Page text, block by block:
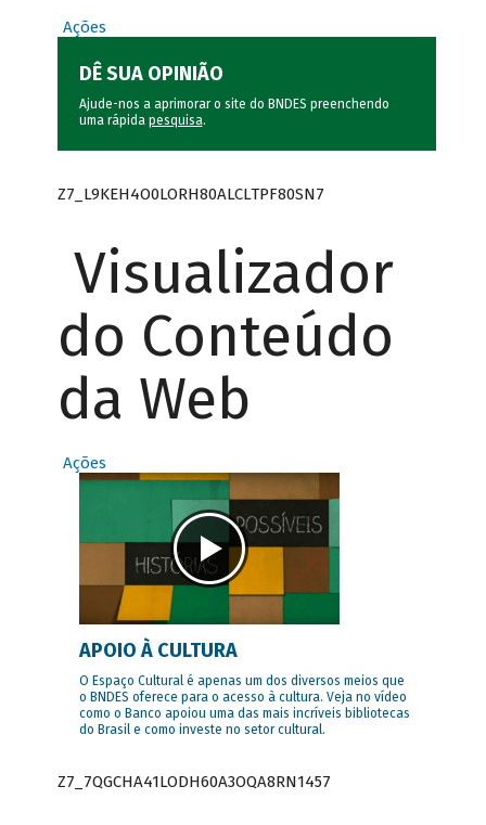
Ações
DÊ SUA OPINIÃO
Ajude-nos a aprimorar o site do BNDES preenchendo
uma rápida pesquisa.
Z7_L9KEH4O0LORH80ALCLTPF80SN7
Visualizador
do Conteúdo
da Web
Ações
APOIO À CULTURA
O Espaço Cultural é apenas um dos diversos meios que
o BNDES oferece para o acesso à cultura. Veja no vídeo
como o Banco apoiou uma das mais incríveis bibliotecas
do Brasil e como investe no setor cultural.
Z7_7QGCHA41LODH60A3OQA8RN1457